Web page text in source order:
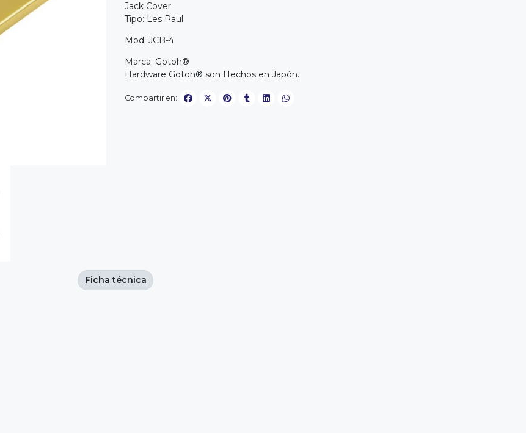
Jack Cover
Tipo: Les Paul
Mod: JCB-4
Marca: Gotoh®
Hardware Gotoh® son Hechos en Japón.
Compartir en:
Ficha técnica